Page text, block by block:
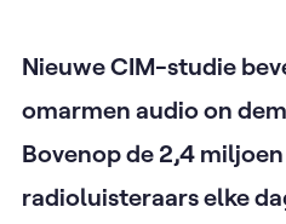
Nieuwe CIM-studie
omarmen audio on
Bovenop de 2,4 miljoen
radioluisteraars elke